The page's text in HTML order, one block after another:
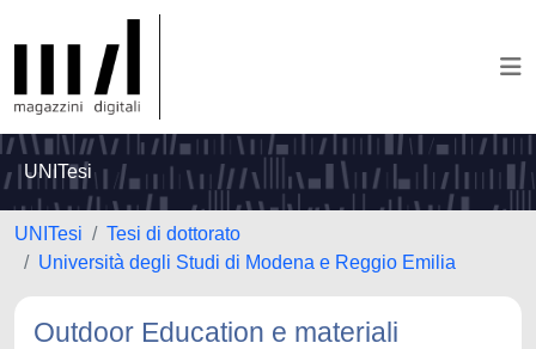
UNITesi
UNITesi
Tesi di dottorato
Università degli Studi di Modena e Reggio Emilia
Outdoor Education e materiali